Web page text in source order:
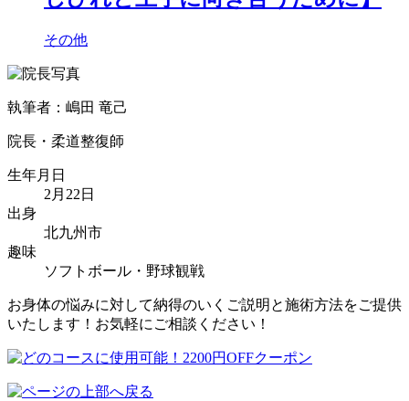
その他
執筆者：嶋田 竜己
院長・柔道整復師
生年月日
2月22日
出身
北九州市
趣味
ソフトボール・野球観戦
お身体の悩みに対して納得のいくご説明と施術方法をご提供
いたします！お気軽にご相談ください！